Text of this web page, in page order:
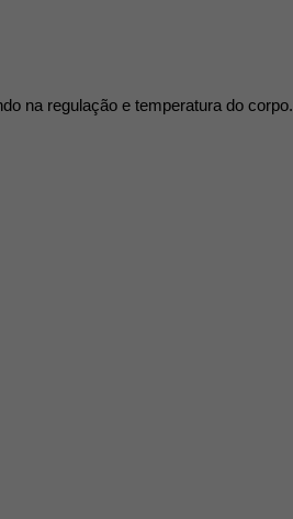
na regulação e temperatura do corpo.